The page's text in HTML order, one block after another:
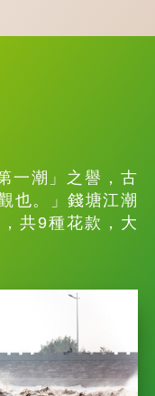
潮」之譽，古
也。」錢塘江潮
共9種花款，大